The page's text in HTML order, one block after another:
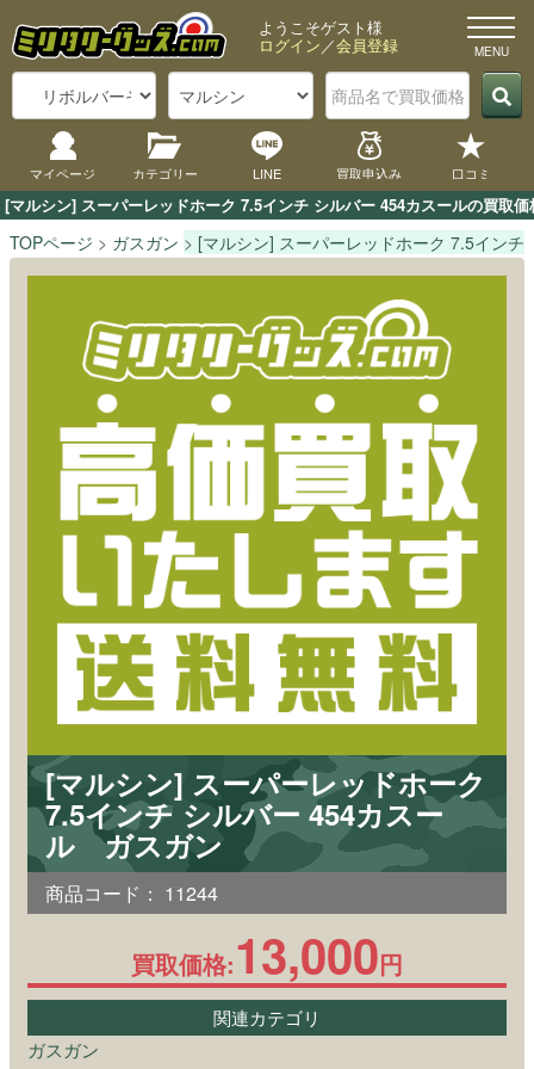
[マルシン] スーパーレッドホーク 7.5インチ シルバー 454カスールの買取
ようこそゲスト様
ログイン／会員登録
マイページ カテゴリー LINE 買取申込み 口コミ
TOPページ ガスガン [マルシン] スーパーレッドホーク 7.5インチ
[マルシン] スーパーレッドホーク
7.5インチ シルバー 454カスー
ル ガスガン
商品コード： 11244
買取価格:13,000円
関連カテゴリ
ガスガン